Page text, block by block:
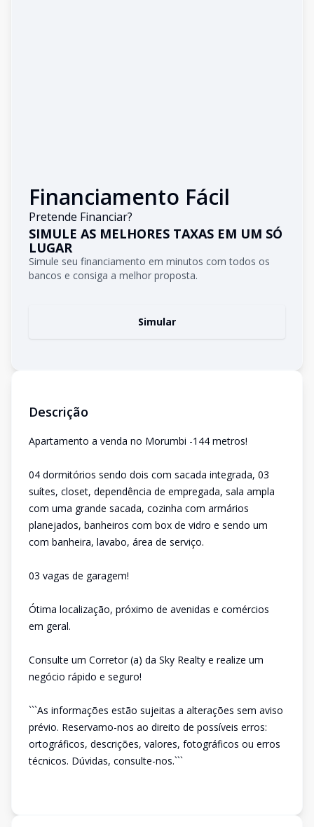
Financiamento Fácil
Pretende Financiar?
SIMULE AS MELHORES TAXAS EM UM SÓ
LUGAR
Simule seu financiamento em minutos com todos os
bancos e consiga a melhor proposta.
Simular
Descrição
Apartamento a venda no Morumbi -144 metros!
04 dormitórios sendo dois com sacada integrada, 03
suítes, closet, dependência de empregada, sala ampla
com uma grande sacada, cozinha com armários
planejados, banheiros com box de vidro e sendo um
com banheira, lavabo, área de serviço.
03 vagas de garagem!
Ótima localização, próximo de avenidas e comércios
em geral.
Consulte um Corretor (a) da Sky Realty e realize um
negócio rápido e seguro!
```As informações estão sujeitas a alterações sem aviso
prévio. Reservamo-nos ao direito de possíveis erros:
ortográficos, descrições, valores, fotográficos ou erros
técnicos. Dúvidas, consulte-nos.```